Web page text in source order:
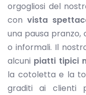
orgogliosi del
con vista
una pausa pranzo,
o informali. Il
alcuni piatti tipici
la cotoletta e la
graditi ai clienti